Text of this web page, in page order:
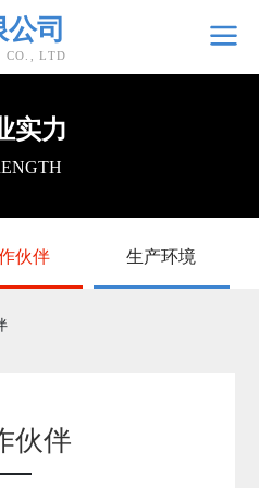
司
CO., LTD
实力
伙伴 生产环境
伙伴